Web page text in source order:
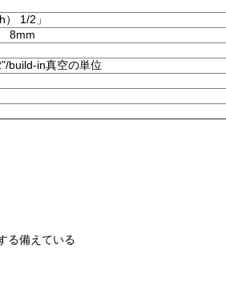
1/2」
8mm
build-in真空の単位
る備えている